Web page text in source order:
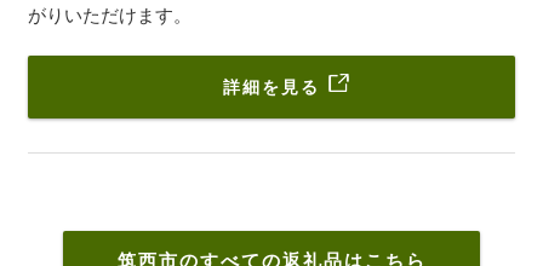
がりいただけます。
詳細を見る
筑西市のすべての返礼品はこちら